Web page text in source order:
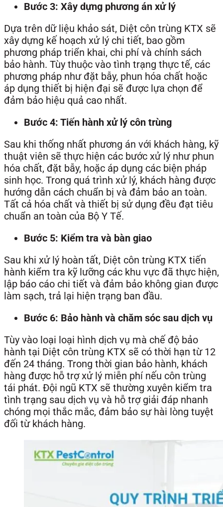
Bước 3: Xây dựng phương án xử lý
Dựa trên dữ liệu khảo sát, Diệt côn trùng KTX sẽ
xây dựng kế hoạch xử lý chi tiết, bao gồm
phương pháp triển khai, chi phí và chính sách
bảo hành. Tùy thuộc vào tình trạng thực tế, các
phương pháp như đặt bẫy, phun hóa chất hoặc
áp dụng thiết bị hiện đại sẽ được lựa chọn để
đảm bảo hiệu quả cao nhất.
Bước 4: Tiến hành xử lý côn trùng
Sau khi thống nhất phương án với khách hàng, kỹ
thuật viên sẽ thực hiện các bước xử lý như phun
hóa chất, đặt bẫy, hoặc áp dụng các biện pháp
sinh học. Trong quá trình xử lý, khách hàng được
hướng dẫn cách chuẩn bị và đảm bảo an toàn.
Tất cả hóa chất và thiết bị sử dụng đều đạt tiêu
chuẩn an toàn của Bộ Y Tế.
Bước 5: Kiểm tra và bàn giao
Sau khi xử lý hoàn tất, Diệt côn trùng KTX tiến
hành kiểm tra kỹ lưỡng các khu vực đã thực hiện,
lập báo cáo chi tiết và đảm bảo không gian được
làm sạch, trả lại hiện trạng ban đầu.
Bước 6: Bảo hành và chăm sóc sau dịch vụ
Tùy vào loại loại hình dịch vụ mà chế độ bảo
hành tại Diệt côn trùng KTX sẽ có thời hạn từ 12
đến 24 tháng. Trong thời gian bảo hành, khách
hàng được hỗ trợ xử lý miễn phí nếu côn trùng
tái phát. Đội ngũ KTX sẽ thường xuyên kiểm tra
tình trạng sau dịch vụ và hỗ trợ giải đáp nhanh
chóng mọi thắc mắc, đảm bảo sự hài lòng tuyệt
đối từ khách hàng.